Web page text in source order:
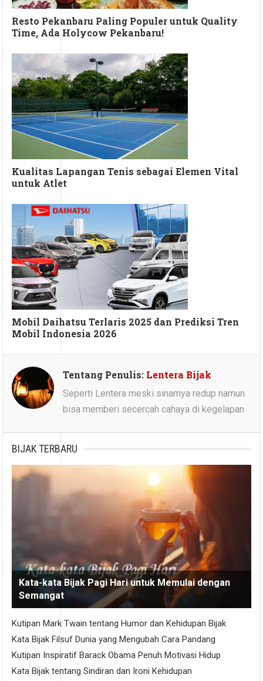
Resto Pekanbaru Paling Populer untuk Quality
Time, Ada Holycow Pekanbaru!
Kualitas Lapangan Tenis sebagai Elemen Vital
untuk Atlet
Mobil Daihatsu Terlaris 2025 dan Prediksi Tren
Mobil Indonesia 2026
Tentang Penulis: Lentera Bijak
Seperti Lentera meski sinarnya redup namun
bisa memberi secercah cahaya di kegelapan
BIJAK TERBARU
Kata-kata Bijak Pagi Hari untuk Memulai dengan
Semangat
Kutipan Mark Twain tentang Humor dan Kehidupan Bijak
Kata Bijak Filsuf Dunia yang Mengubah Cara Pandang
Kutipan Inspiratif Barack Obama Penuh Motivasi Hidup
Kata Bijak tentang Sindiran dan Ironi Kehidupan